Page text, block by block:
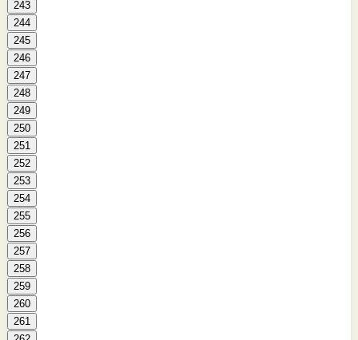
243
244
245
246
247
248
249
250
251
252
253
254
255
256
257
258
259
260
261